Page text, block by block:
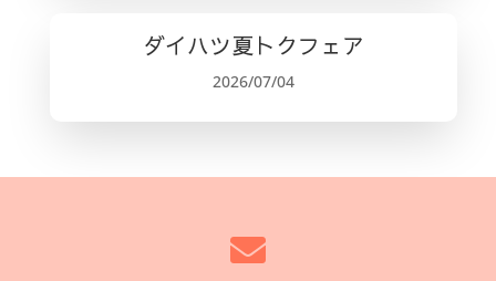
ダイハツ夏トクフェア
2026/07/04
